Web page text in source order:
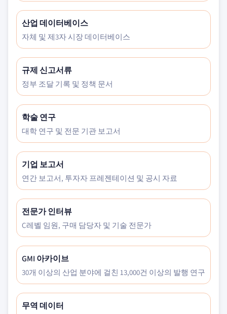
산업 데이터베이스
자체 및 제3자 시장 데이터베이스
규제 신고서류
정부 조달 기록 및 정책 문서
학술 연구
대학 연구 및 전문 기관 보고서
기업 보고서
연간 보고서, 투자자 프레젠테이션 및 공시 자료
전문가 인터뷰
C레벨 임원, 구매 담당자 및 기술 전문가
GMI 아카이브
30개 이상의 산업 분야에 걸친 13,000건 이상의 발행 연구
무역 데이터